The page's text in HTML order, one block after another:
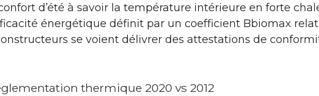
d’été à savoir la température intérieure en forte
énergétique définit par un coefficient Bbiomax
se voient délivrer des attestations de
thermique 2020 vs 2012